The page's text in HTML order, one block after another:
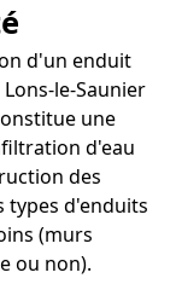
d'un enduit
le-Saunier
une
d'eau
des
types d'enduits
(murs
ou non).